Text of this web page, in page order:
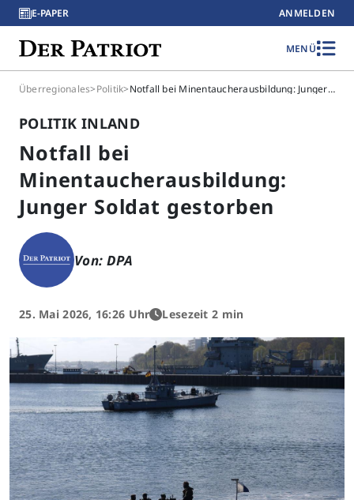
E-PAPER ANMELDEN
MENÜ
Überregionales>Politik> Notfall bei Minentaucherausbildung: Junger Soldat gestorben
POLITIK INLAND
Notfall bei
Minentaucherausbildung:
Junger Soldat gestorben
Von: DPA
25. Mai 2026, 16:26 Uhr Lesezeit 2 min